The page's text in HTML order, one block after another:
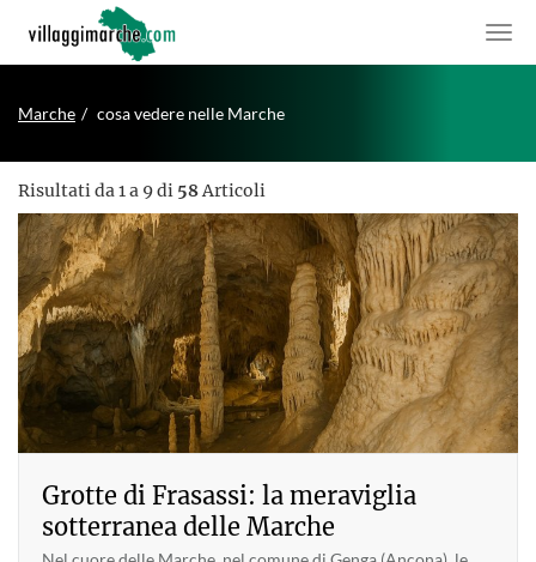
Marche cosa vedere nelle Marche
Risultati da 1 a 9 di 58Articoli
Grotte di Frasassi: la meraviglia
sotterranea delle Marche